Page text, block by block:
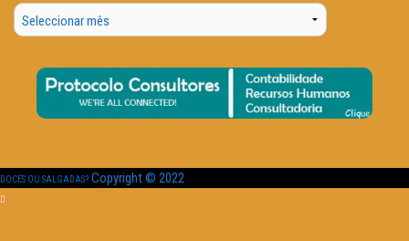
Por
Data
DOCES OU SALGADAS? Copyright © 2022